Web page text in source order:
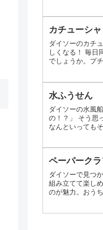
カチューシャ
ダイソーのカチ
しくなる！ 毎日
でしょうか。プ
水ふうせん
ダイソーの水風
の！？」 そう思
なんといっても
ペーパーク
ダイソーで見つ
組み立てて楽し
のが魅力。おう